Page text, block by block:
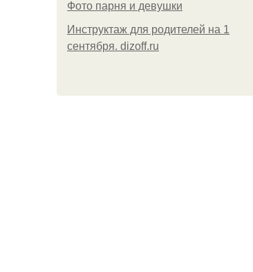
Фото парня и девушки
Инструктаж для родителей на 1
сентября. dizoff.ru